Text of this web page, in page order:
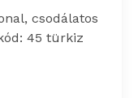
csodálatos
45 türkiz